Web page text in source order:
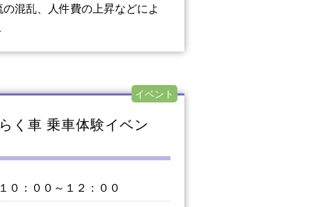
混乱、人件費の上昇などによ
イベント
く車 乗車体験イベン
０：００～１２：００